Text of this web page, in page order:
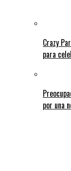
Crazy
para
por una